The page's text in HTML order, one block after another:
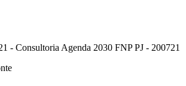
- Consultoria Agenda 2030 FNP PJ - 200721